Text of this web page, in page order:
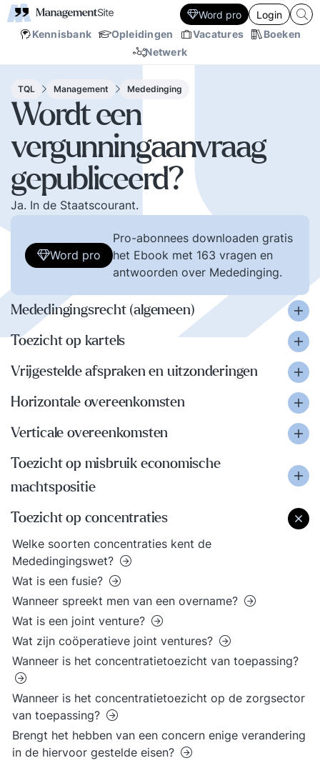
Kennisbank Opleidingen Vacatures
Boeken
Netwerk
Word pro Login
TQL Management Mededinging
Wordt een
vergunningaanvraag
gepubliceerd?
Ja. In de Staatscourant.
Word pro
Pro-abonnees downloaden gratis
het Ebook met 163 vragen en
antwoorden over Mededinging.
Mededingingsrecht (algemeen)
Toezicht op kartels
Vrijgestelde afspraken en uitzonderingen
Horizontale overeenkomsten
Verticale overeenkomsten
Toezicht op misbruik economische
machtspositie
Toezicht op concentraties
Welke soorten concentraties kent de
Mededingingswet?
Wat is een fusie?
Wanneer spreekt men van een overname?
Wat is een joint venture?
Wat zijn coöperatieve joint ventures?
Wanneer is het concentratietoezicht van toepassing?
Wanneer is het concentratietoezicht op de zorgsector
van toepassing?
Brengt het hebben van een concern enige verandering
in de hiervoor gestelde eisen?